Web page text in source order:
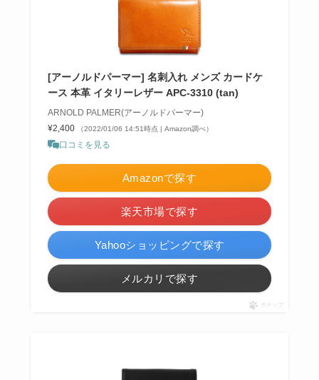
[アーノルドパーマー] 名刺入れ メンズ カードケ
ース 本革 イタリーレザー APC-3310 (tan)
ARNOLD PALMER(アーノルドパーマー)
¥2,400
（2022/01/06 14:51時点 | Amazon調べ）
口コミを見る
Amazonで探す
楽天市場で探す
Yahooショッピングで探す
メルカリで探す
ポチップ